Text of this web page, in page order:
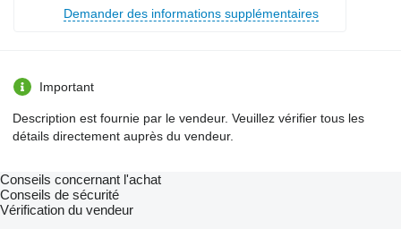
Demander des informations supplémentaires
Important
Description est fournie par le vendeur. Veuillez vérifier tous les
détails directement auprès du vendeur.
Conseils concernant l'achat
Conseils de sécurité
Vérification du vendeur